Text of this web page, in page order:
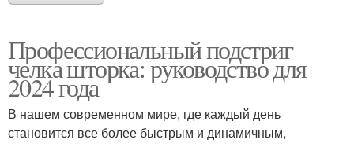
Профессиональный подстриг
челка шторка: руководство для
2024 года
В нашем современном мире, где каждый день
становится все более быстрым и динамичным,